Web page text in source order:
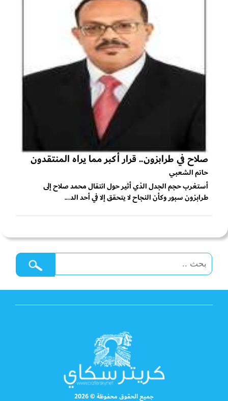
صلاح في طرابزون.. قرار أكبر مما يراه المنتقدون
حاتم الشعبي
أستغرب حجم الجدل الذي أثير حول انتقال محمد صلاح إلى
طرابزون سبور وكأن النجاح لا يتحقق إلا في أحد الد...
جميع الحقوق محفوظة © 2026